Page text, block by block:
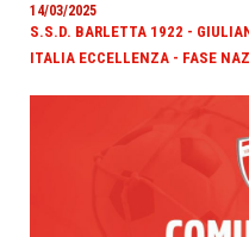
14/03/2025
S.S.D. BARLETTA 1922 -
ITALIA ECCELLENZA - FASE